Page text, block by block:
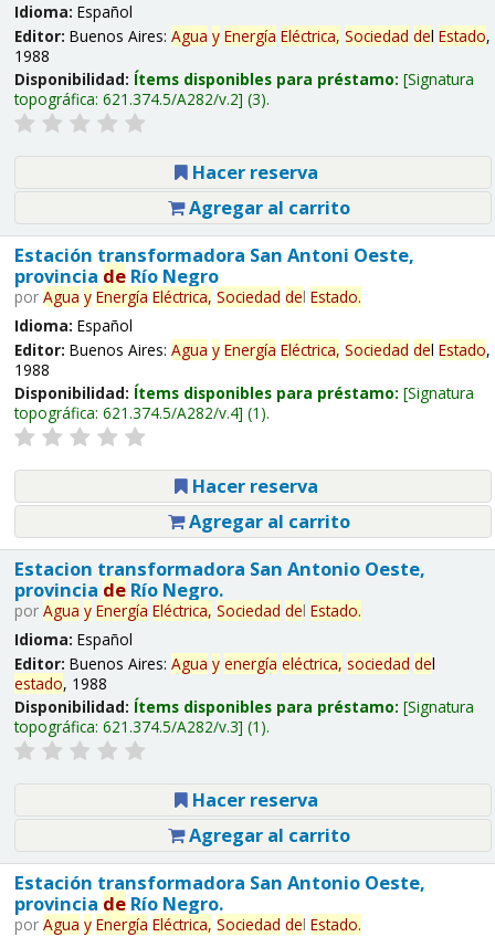
Idioma: Español
Editor: Buenos Aires: Agua y Energía Eléctrica, Sociedad del Estado,
1988
Disponibilidad: Ítems disponibles para préstamo: Signatura
topográfica: 621.374.5/A282/v.2 (3).
Hacer reserva
Agregar al carrito
Estación transformadora San Antoni Oeste,
provincia deRío Negro
por Agua y Energía Eléctrica, Sociedad del Estado.
Idioma: Español
Editor: Buenos Aires: Agua y Energía Eléctrica, Sociedad del Estado,
1988
Disponibilidad: Ítems disponibles para préstamo: Signatura
topográfica: 621.374.5/A282/v.4 (1).
Hacer reserva
Agregar al carrito
Estacion transformadora San Antonio Oeste,
provincia deRío Negro.
por Agua y Energía Eléctrica, Sociedad del Estado.
Idioma: Español
Editor: Buenos Aires: Agua y energía eléctrica, sociedad del
estado, 1988
Disponibilidad: Ítems disponibles para préstamo: Signatura
topográfica: 621.374.5/A282/v.3 (1).
Hacer reserva
Agregar al carrito
Estación transformadora San Antonio Oeste,
provincia deRío Negro.
por Agua y Energía Eléctrica, Sociedad del Estado.